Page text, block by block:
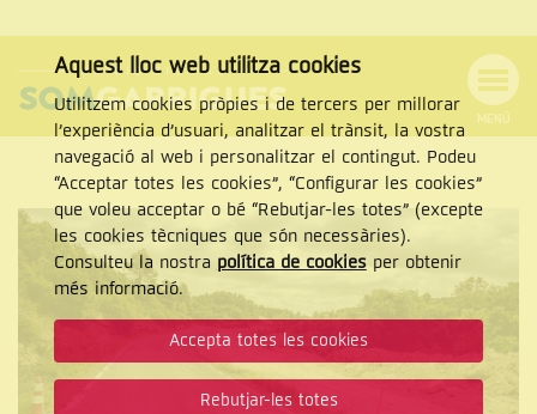
NAVEGACIÓ
MENÚ
Cercar
Aquest lloc web utilitza cookies
Utilitzem cookies pròpies i de tercers per millorar
l’experiència d’usuari, analitzar el trànsit, la vostra
navegació al web i personalitzar el contingut. Podeu
“Acceptar totes les cookies”, “Configurar les cookies”
que voleu acceptar o bé “Rebutjar-les totes” (excepte
les cookies tècniques que són necessàries).
Consulteu la nostra política de cookiesper obtenir
més informació.
Accepta totes les cookies
Rebutjar-les totes